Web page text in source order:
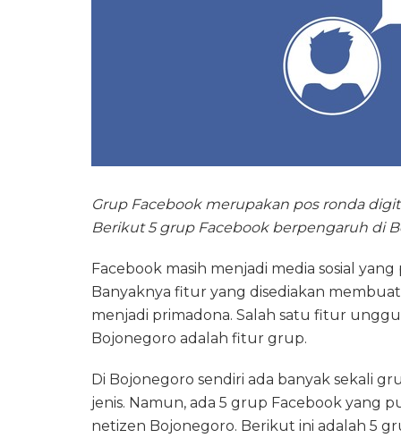
Grup Facebook merupakan pos ronda
Berikut 5 grup Facebook berpengaruh di
Facebook masih menjadi media sosial
Banyaknya fitur yang disediakan
menjadi primadona. Salah satu fitur
Bojonegoro adalah fitur grup.
Di Bojonegoro sendiri ada banyak sekali
jenis. Namun, ada 5 grup Facebook yang
netizen Bojonegoro. Berikut ini adalah 5